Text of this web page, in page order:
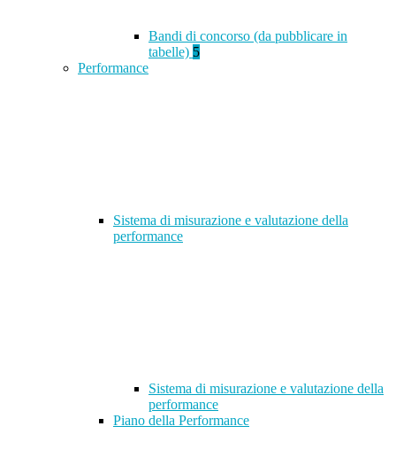
Bandi di concorso (da pubblicare in
tabelle) 5
Performance
Sistema di misurazione e valutazione della
performance
Sistema di misurazione e valutazione della
performance
Piano della Performance